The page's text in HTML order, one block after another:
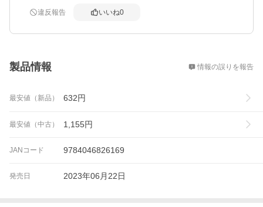
違反報告 いいね0
製品情報 情報の誤りを報告
最安値（新品） 632円
最安値（中古） 1,155円
JANコード 9784046826169
発売日 2023年06月22日